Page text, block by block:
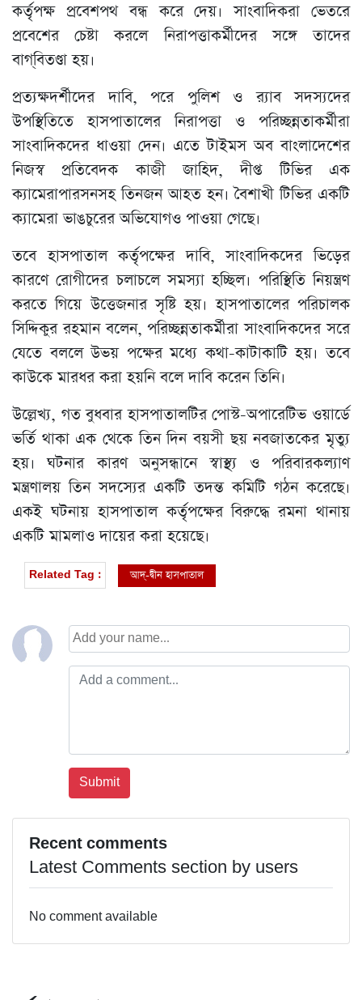
কর্তৃপক্ষ প্রবেশপথ বন্ধ করে দেয়। সাংবাদিকরা ভেতরে
প্রবেশের চেষ্টা করলে নিরাপত্তাকর্মীদের সঙ্গে তাদের
বাগ্‌বিতণ্ডা হয়।
প্রত্যক্ষদর্শীদের দাবি, পরে পুলিশ ও র‌্যাব সদস্যদের
উপস্থিতিতে হাসপাতালের নিরাপত্তা ও পরিচ্ছন্নতাকর্মীরা
সাংবাদিকদের ধাওয়া দেন। এতে টাইমস অব বাংলাদেশের
নিজস্ব প্রতিবেদক কাজী জাহিদ, দীপ্ত টিভির এক
ক্যামেরাপারসনসহ তিনজন আহত হন। বৈশাখী টিভির একটি
ক্যামেরা ভাঙচুরের অভিযোগও পাওয়া গেছে।
তবে হাসপাতাল কর্তৃপক্ষের দাবি, সাংবাদিকদের ভিড়ের
কারণে রোগীদের চলাচলে সমস্যা হচ্ছিল। পরিস্থিতি নিয়ন্ত্রণ
করতে গিয়ে উত্তেজনার সৃষ্টি হয়। হাসপাতালের পরিচালক
সিদ্দিকুর রহমান বলেন, পরিচ্ছন্নতাকর্মীরা সাংবাদিকদের সরে
যেতে বললে উভয় পক্ষের মধ্যে কথা-কাটাকাটি হয়। তবে
কাউকে মারধর করা হয়নি বলে দাবি করেন তিনি।
উল্লেখ্য, গত বুধবার হাসপাতালটির পোস্ট-অপারেটিভ ওয়ার্ডে
ভর্তি থাকা এক থেকে তিন দিন বয়সী ছয় নবজাতকের মৃত্যু
হয়। ঘটনার কারণ অনুসন্ধানে স্বাস্থ্য ও পরিবারকল্যাণ
মন্ত্রণালয় তিন সদস্যের একটি তদন্ত কমিটি গঠন করেছে।
একই ঘটনায় হাসপাতাল কর্তৃপক্ষের বিরুদ্ধে রমনা থানায়
একটি মামলাও দায়ের করা হয়েছে।
Related Tag : আদ্-দ্বীন হাসপাতাল
Recent comments
Latest Comments section by users
No comment available